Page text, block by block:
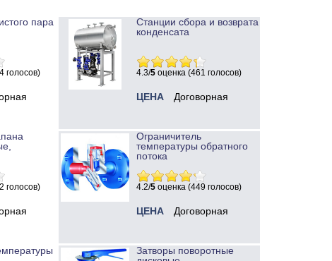
пара
голосов)
Станции сбора и возврата
конденсата
4.3/5 оценка (461 голосов)
ЦЕНА Договорная
голосов)
Ограничитель
температуры обратного
потока
4.2/5 оценка (449 голосов)
ЦЕНА Договорная
Затворы поворотные